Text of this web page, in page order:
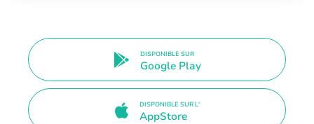
DISPONIBLE SUR
Google Play
DISPONIBLE SUR L'
AppStore